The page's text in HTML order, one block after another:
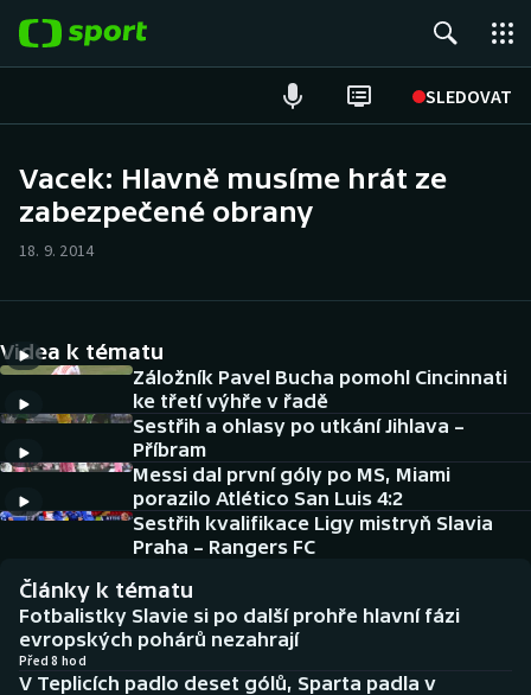
SLEDOVAT
Hokej
Cyklistika
DALŠÍ SPORTY
Americký fotbal
Baseball a softbal
Basketbal
Biatlon
NEPŘEHLÉDNĚTE
Historické návraty
Aplikace ČT sport
Vacek: Hlavně musíme hrát ze
zabezpečené obrany
18. 9. 2014
Videa k tématu
Záložník Pavel Bucha pomohl Cincinnati
ke třetí výhře v řadě
Sestřih a ohlasy po utkání Jihlava –
Příbram
Messi dal první góly po MS, Miami
porazilo Atlético San Luis 4:2
Sestřih kvalifikace Ligy mistryň Slavia
Praha – Rangers FC
Články k tématu
Fotbalistky Slavie si po další prohře hlavní fázi
evropských pohárů nezahrají
Před 8 hod
V Teplicích padlo deset gólů, Sparta padla v